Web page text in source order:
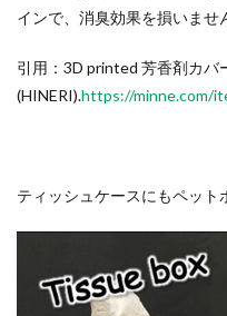
インで、消臭効果を損いませ
引用：3D printed 芳香剤カバ
(HINERI).https://minne.com/
ティッシュケースにもペット